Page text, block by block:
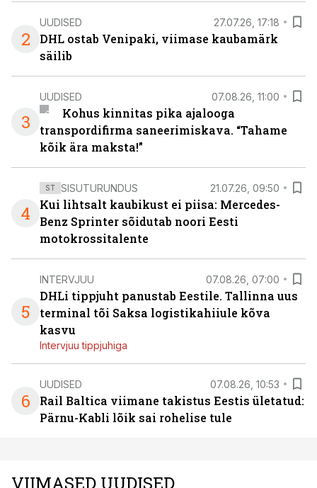
2
UUDISED 27.07.26, 17:18
DHL ostab Venipaki, viimase kaubamärk
säilib
3
UUDISED 07.08.26, 11:00
Kohus kinnitas pika ajalooga
transpordifirma saneerimiskava. “Tahame
kõik ära maksta!”
4
ST SISUTURUNDUS 21.07.26, 09:50
Kui lihtsalt kaubikust ei piisa: Mercedes-
Benz Sprinter sõidutab noori Eesti
motokrossitalente
5
INTERVJUU 07.08.26, 07:00
DHLi tippjuht panustab Eestile. Tallinna uus
terminal tõi Saksa logistikahiiule kõva
kasvu
Intervjuu tippjuhiga
6
UUDISED 07.08.26, 10:53
Rail Baltica viimane takistus Eestis ületatud:
Pärnu-Kabli lõik sai rohelise tule
VIIMASED UUDISED